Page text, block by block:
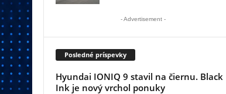
- Advertisement -
Posledné príspevky
Hyundai IONIQ 9 stavil na čiernu. Black
Ink je nový vrchol ponuky